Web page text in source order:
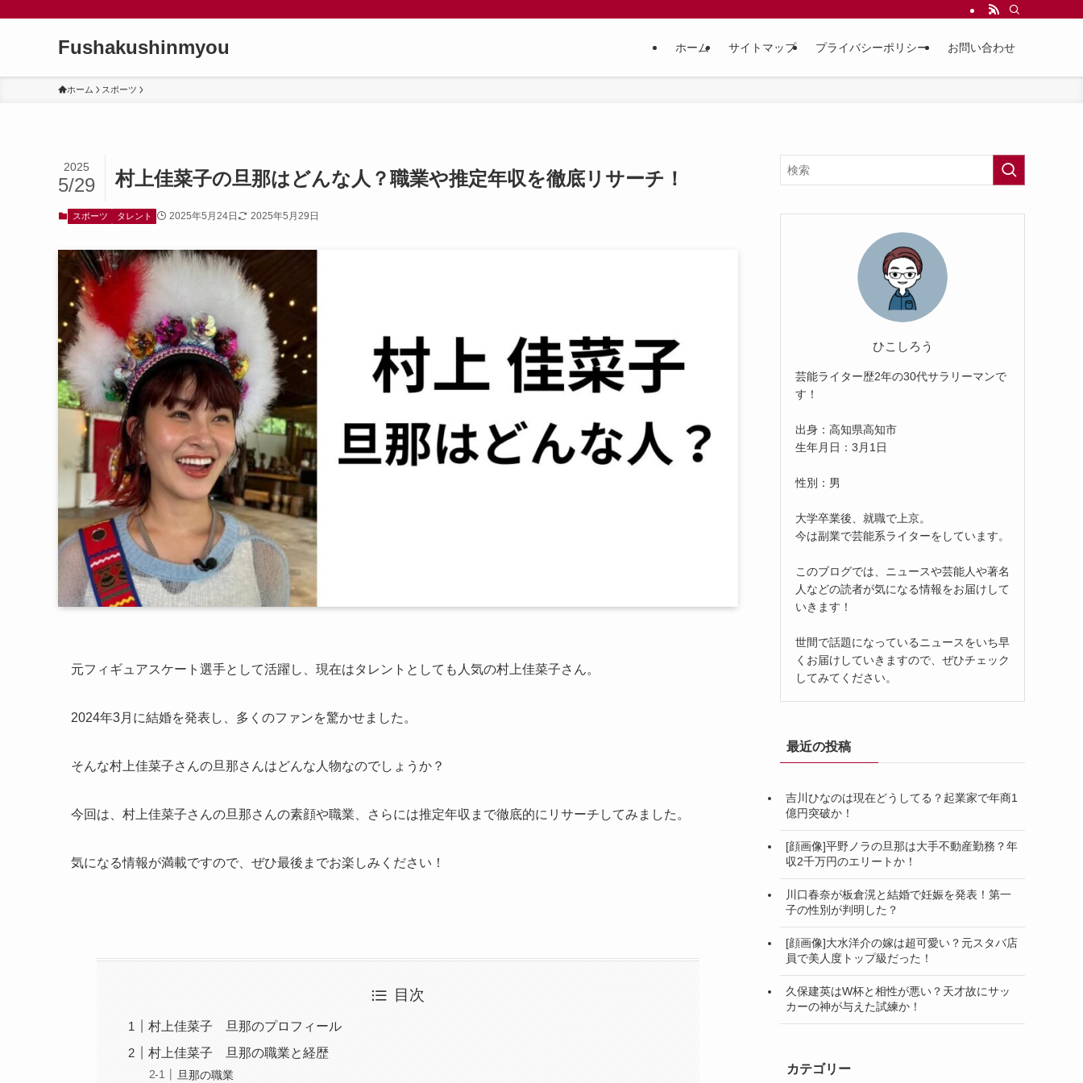
Fushakushinmyou ホーム サイトマップ プライバシーポリシー お問い合わせ
ホーム スポーツ
村上佳菜子の旦那はどんな人？職業や推定年収を徹底リサーチ！
2025
5/29
スポーツ タレント 2025年5月24日 2025年5月29日
元フィギュアスケート選手として活躍し、現在はタレントとしても人気の村上佳菜子さん。
2024年3月に結婚を発表し、多くのファンを驚かせました。
そんな村上佳菜子さんの旦那さんはどんな人物なのでしょうか？
今回は、村上佳菜子さんの旦那さんの素顔や職業、さらには推定年収まで徹底的にリサーチしてみました。
気になる情報が満載ですので、ぜひ最後までお楽しみください！
目次
村上佳菜子 旦那のプロフィール
村上佳菜子 旦那の職業と経歴
旦那の職業
ひこしろう
芸能ライター歴2年の30代サラリーマンで
す！
出身：高知県高知市
生年月日：3月1日
性別：男
大学卒業後、就職で上京。
今は副業で芸能系ライターをしています。
このブログでは、ニュースや芸能人や著名
人などの読者が気になる情報をお届けして
いきます！
世間で話題になっているニュースをいち早
くお届けしていきますので、ぜひチェック
してみてください。
最近の投稿
吉川ひなのは現在どうしてる？起業家で年商1
億円突破か！
[顔画像]平野ノラの旦那は大手不動産勤務？年
収2千万円のエリートか！
川口春奈が板倉滉と結婚で妊娠を発表！第一
子の性別が判明した？
[顔画像]大水洋介の嫁は超可愛い？元スタバ店
員で美人度トップ級だった！
久保建英はW杯と相性が悪い？天才故にサッ
カーの神が与えた試練か！
カテゴリー